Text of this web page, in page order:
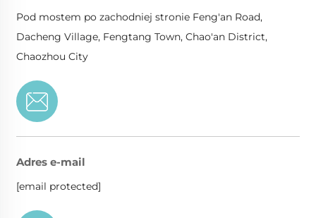
Pod mostem po zachodniej stronie Feng'an Road,
Dacheng Village, Fengtang Town, Chao'an District,
Chaozhou City
Adres e-mail
[email protected]